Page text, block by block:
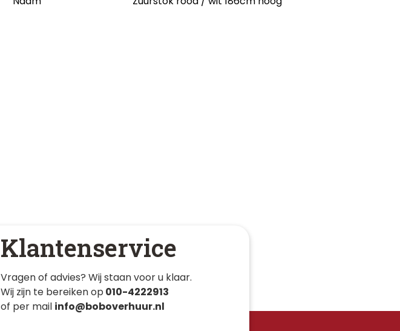
Klantenservice
Vragen of advies? Wij staan voor u klaar.
Wij zijn te bereiken op 010-4222913
of per mail info@boboverhuur.nl